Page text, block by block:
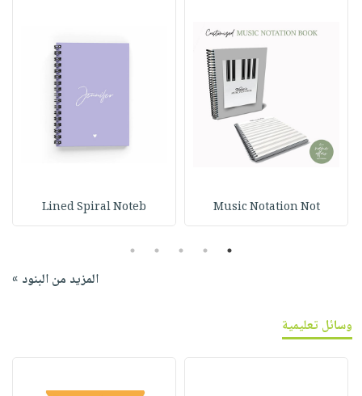
Music Notation Not
Lined Spiral Noteb
1
2
3
4
5
المزيد من البنود »
وسائل تعليمية